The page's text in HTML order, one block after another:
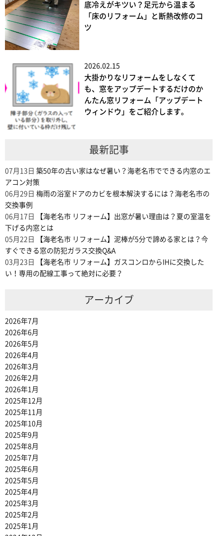
底冷えがキツい？足元から温まる
「床のリフォーム」と断熱改修のコ
ツ
2026.02.15
大掛かりなリフォームをしなくて
も、窓をアップデートするだけのか
んたん窓リフォーム「アップデート
ウィンドウ」をご紹介します。
最新記事
07月13日 築50年の古い家はなぜ暑い？海老名市でできる内窓のエ
アコン対策
06月29日 梅雨の浴室ドアのカビを根本解決するには？海老名市の
交換事例
06月17日
【海老名市 リフォーム】出窓が暑い理由は？夏の室温を
下げる内窓とは
05月22日
【海老名市 リフォーム】泥棒が5分で諦める家とは？今
すぐできる窓の防犯ガラス交換Q&A
03月23日
【海老名市 リフォーム】ガスコンロからIHに交換した
い！専用の配線工事って絶対に必要？
アーカイブ
2026年7月
2026年6月
2026年5月
2026年4月
2026年3月
2026年2月
2026年1月
2025年12月
2025年11月
2025年10月
2025年9月
2025年8月
2025年7月
2025年6月
2025年5月
2025年4月
2025年3月
2025年2月
2025年1月